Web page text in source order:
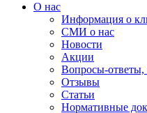
О нас
Информация о
СМИ о нас
Новости
Акции
Вопросы-ответы,
Отзывы
Статьи
Нормативные